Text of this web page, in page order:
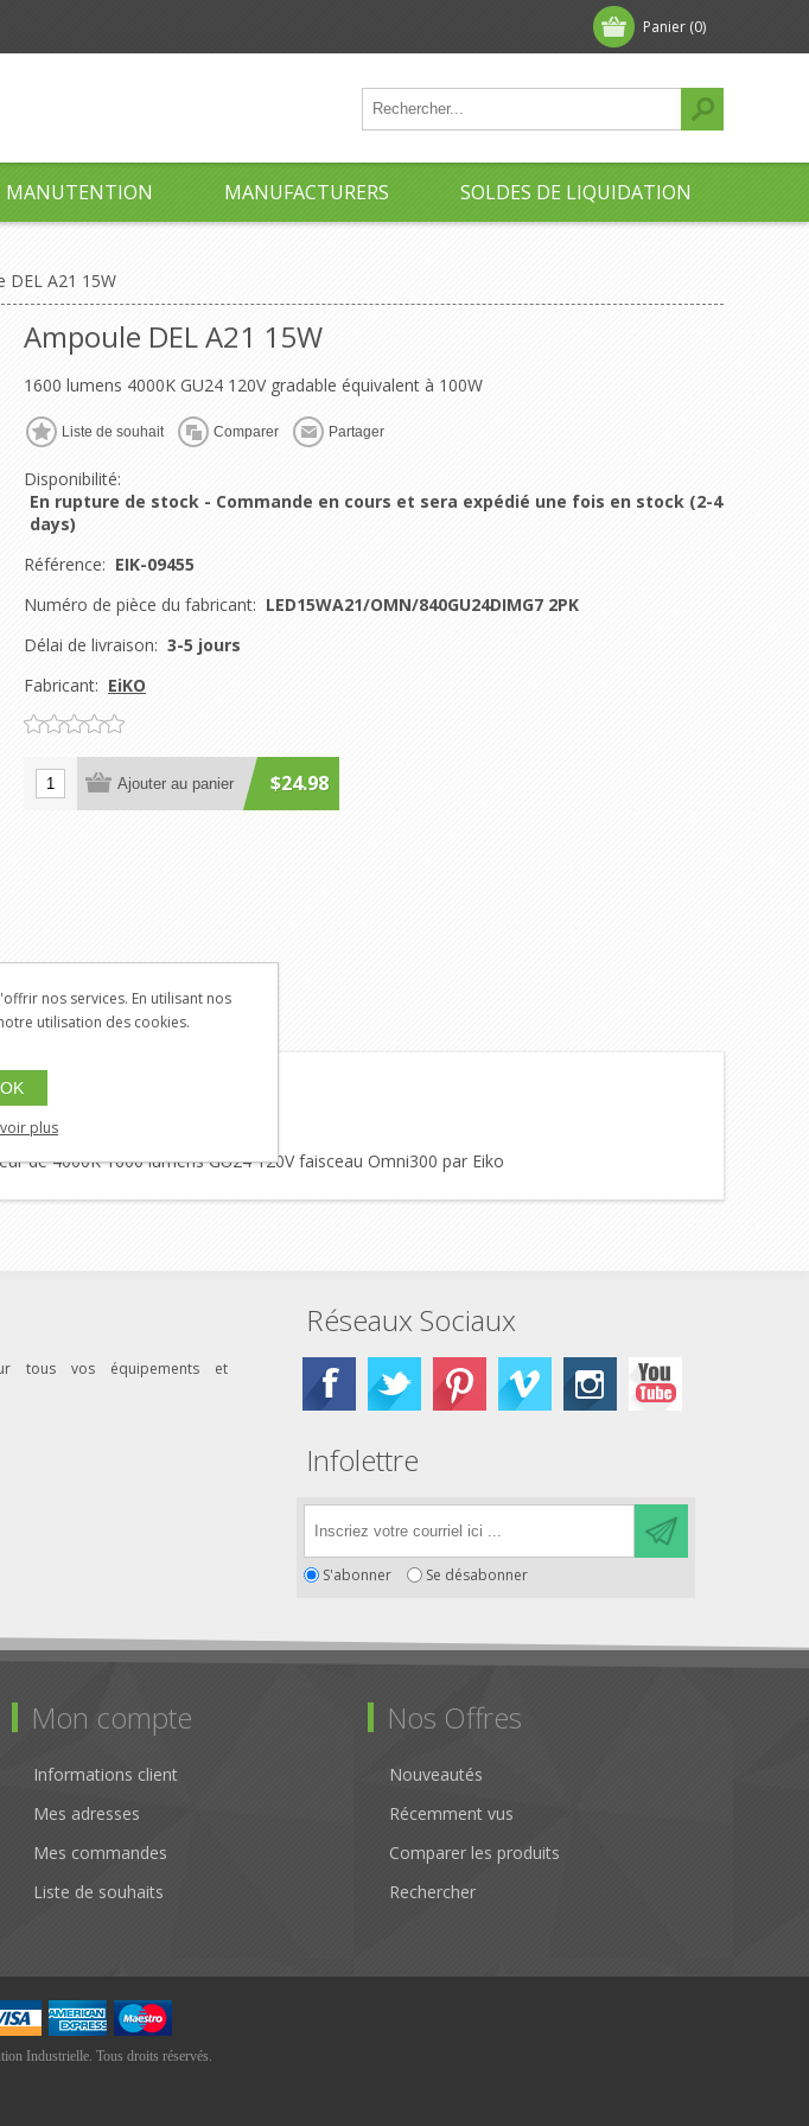
Panier (0)
MANUTENTION MANUFACTURERS SOLDES DE LIQUIDATION
DEL A21 15W
Ampoule DEL A21 15W
1600 lumens 4000K GU24 120V gradable équivalent à 100W
Liste de souhait Comparer Partager
Disponibilité:
En rupture de stock - Commande en cours et sera expédié une fois en stock (2-4
days)
Référence: EIK-09455
Numéro de pièce du fabricant: LED15WA21/OMN/840GU24DIMG7 2PK
Délai de livraison: 3-5 jours
Fabricant: EiKO
Ajouter au panier $24.98
de 4000K 1600 lumens GU24 120V faisceau Omni300 par Eiko
tous vos équipements et
Réseaux Sociaux
Infolettre
S'abonner Se désabonner
Mon compte
Informations client
Mes adresses
Mes commandes
Liste de souhaits
Nos Offres
Nouveautés
Récemment vus
Comparer les produits
Rechercher
Industrielle. Tous droits réservés.
nos services. En utilisant nos
utilisation des cookies.
OK
plus